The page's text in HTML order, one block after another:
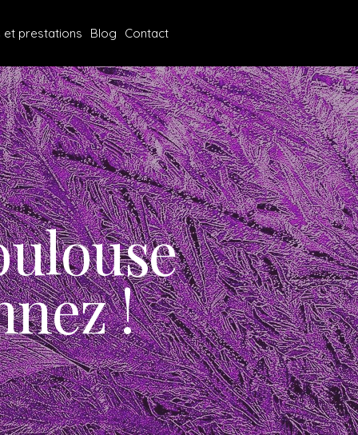
et prestations Blog Contact
!